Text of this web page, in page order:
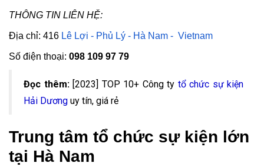
THÔNG TIN LIÊN HỆ:
Địa chỉ: 416 Lê Lợi - Phủ Lý - Hà Nam - Vietnam
Số điện thoại: 098 109 97 79
Đọc thêm: [2023] TOP 10+ Công ty tổ chức sự kiện
Hải Dương uy tín, giá rẻ
Trung tâm tổ chức sự kiện lớn
tại Hà Nam